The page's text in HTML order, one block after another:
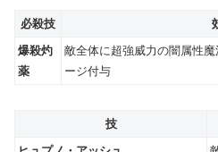
必殺技
爆殺灼
薬
敵全体に超強威力の闇属性
ージ付与
技